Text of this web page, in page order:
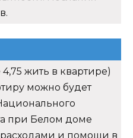
жить в квартире)
можно будет
при Белом доме
и помощи в